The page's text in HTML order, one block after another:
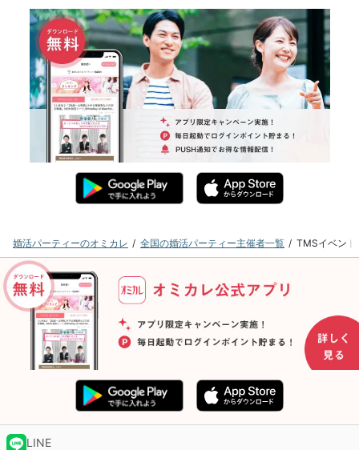
婚活パーティーのオミカレ 全国の婚活パーティー主催者一覧 TMSイベント
LINE